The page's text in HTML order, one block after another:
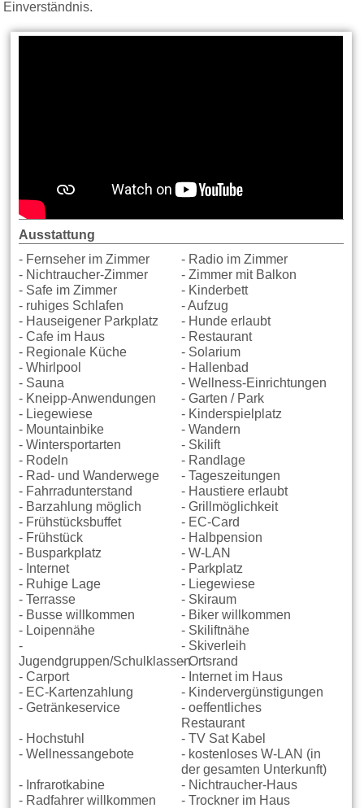
Einverständnis.
Ausstattung
- Fernseher im Zimmer
- Radio im Zimmer
- Nichtraucher-Zimmer
- Zimmer mit Balkon
- Safe im Zimmer
- Kinderbett
- ruhiges Schlafen
- Aufzug
- Hauseigener Parkplatz
- Hunde erlaubt
- Cafe im Haus
- Restaurant
- Regionale Küche
- Solarium
- Whirlpool
- Hallenbad
- Sauna
- Wellness-Einrichtungen
- Kneipp-Anwendungen
- Garten / Park
- Liegewiese
- Kinderspielplatz
- Mountainbike
- Wandern
- Wintersportarten
- Skilift
- Rodeln
- Randlage
- Rad- und Wanderwege
- Tageszeitungen
- Fahrradunterstand
- Haustiere erlaubt
- Barzahlung möglich
- Grillmöglichkeit
- Frühstücksbuffet
- EC-Card
- Frühstück
- Halbpension
- Busparkplatz
- W-LAN
- Internet
- Parkplatz
- Ruhige Lage
- Liegewiese
- Terrasse
- Skiraum
- Busse willkommen
- Biker willkommen
- Loipennähe
- Skiliftnähe
-
Jugendgruppen/Schulklassen
- Skiverleih
- Ortsrand
- Carport
- Internet im Haus
- EC-Kartenzahlung
- Kindervergünstigungen
- Getränkeservice
- oeffentliches
Restaurant
- Hochstuhl
- TV Sat Kabel
- Wellnessangebote
- kostenloses W-LAN (in
der gesamten Unterkunft)
- Infrarotkabine
- Nichtraucher-Haus
- Radfahrer willkommen
- Trockner im Haus